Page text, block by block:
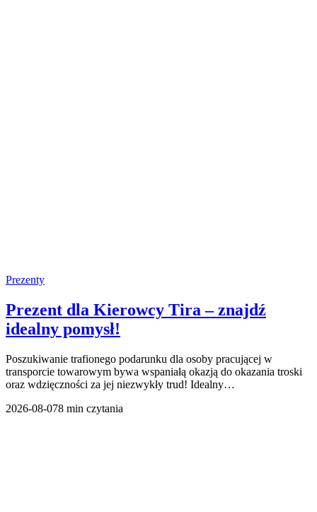
Prezenty
Prezent dla Kierowcy Tira – znajdź
idealny pomysł!
Poszukiwanie trafionego podarunku dla osoby pracującej w
transporcie towarowym bywa wspaniałą okazją do okazania troski
oraz wdzięczności za jej niezwykły trud! Idealny…
2026-08-078 min czytania